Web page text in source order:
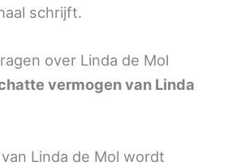
schrijft.
over Linda de Mol
vermogen van Linda
Linda de Mol wordt